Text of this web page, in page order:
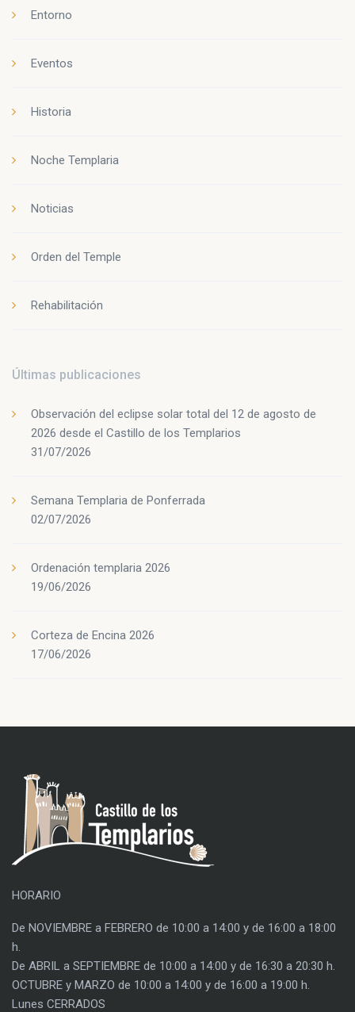
Entorno
Eventos
Historia
Noche Templaria
Noticias
Orden del Temple
Rehabilitación
Últimas publicaciones
Observación del eclipse solar total del 12 de agosto de
2026 desde el Castillo de los Templarios
31/07/2026
Semana Templaria de Ponferrada
02/07/2026
Ordenación templaria 2026
19/06/2026
Corteza de Encina 2026
17/06/2026
HORARIO
De NOVIEMBRE a FEBRERO de 10:00 a 14:00 y de 16:00 a 18:00
h.
De ABRIL a SEPTIEMBRE de 10:00 a 14:00 y de 16:30 a 20:30 h.
OCTUBRE y MARZO de 10:00 a 14:00 y de 16:00 a 19:00 h.
Lunes CERRADOS